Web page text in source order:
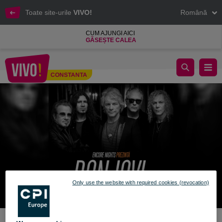
Toate site-urile VIVO! Română
CUM AJUNGI AICI
GĂSEȘTE CALEA
Constanta
CONSTANTA
invitatie dubla bon jovi cinema city vivo constanta
Only use the website with required cookies (revocation)